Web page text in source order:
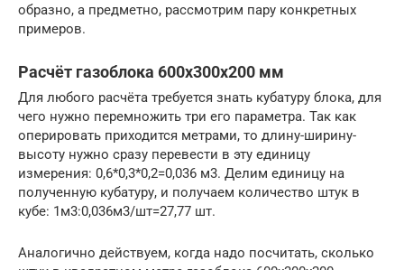
образно, а предметно, рассмотрим пару конкретных
примеров.
Расчёт газоблока 600х300х200 мм
Для любого расчёта требуется знать кубатуру блока, для
чего нужно перемножить три его параметра. Так как
оперировать приходится метрами, то длину-ширину-
высоту нужно сразу перевести в эту единицу
измерения: 0,6*0,3*0,2=0,036 м3. Делим единицу на
полученную кубатуру, и получаем количество штук в
кубе: 1м3:0,036м3/шт=27,77 шт.
Аналогично действуем, когда надо посчитать, сколько